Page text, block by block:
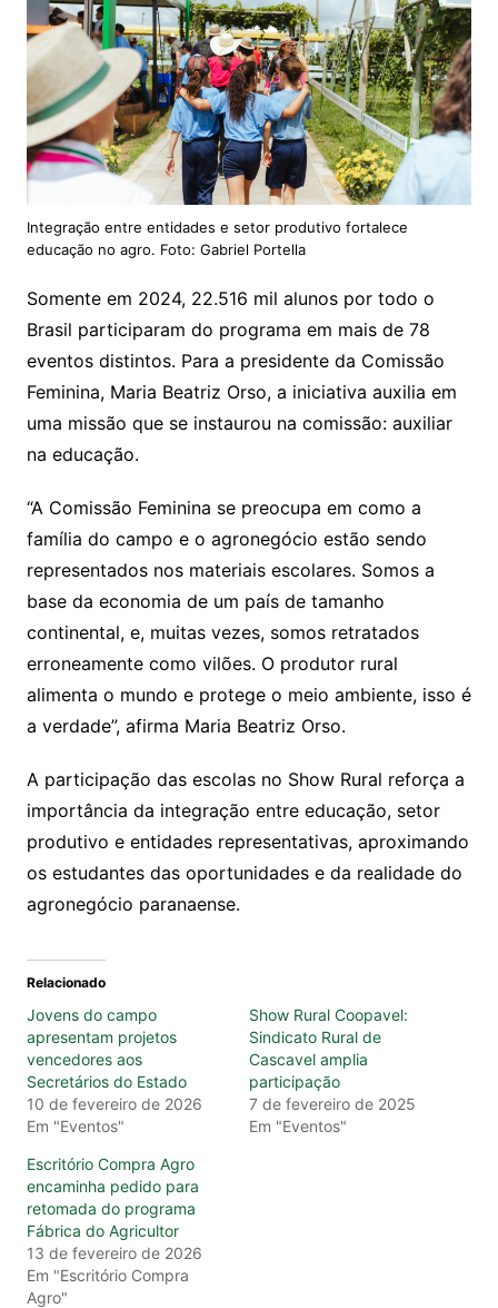
Integração entre entidades e setor produtivo fortalece
educação no agro. Foto: Gabriel Portella
Somente em 2024, 22.516 mil alunos por todo o
Brasil participaram do programa em mais de 78
eventos distintos. Para a presidente da Comissão
Feminina, Maria Beatriz Orso, a iniciativa auxilia em
uma missão que se instaurou na comissão: auxiliar
na educação.
“A Comissão Feminina se preocupa em como a
família do campo e o agronegócio estão sendo
representados nos materiais escolares. Somos a
base da economia de um país de tamanho
continental, e, muitas vezes, somos retratados
erroneamente como vilões. O produtor rural
alimenta o mundo e protege o meio ambiente, isso é
a verdade”, afirma Maria Beatriz Orso.
A participação das escolas no Show Rural reforça a
importância da integração entre educação, setor
produtivo e entidades representativas, aproximando
os estudantes das oportunidades e da realidade do
agronegócio paranaense.
Relacionado
Jovens do campo
apresentam projetos
vencedores aos
Secretários do Estado
10 de fevereiro de 2026
Em "Eventos"
Show Rural Coopavel:
Sindicato Rural de
Cascavel amplia
participação
7 de fevereiro de 2025
Em "Eventos"
Escritório Compra Agro
encaminha pedido para
retomada do programa
Fábrica do Agricultor
13 de fevereiro de 2026
Em "Escritório Compra
Agro"